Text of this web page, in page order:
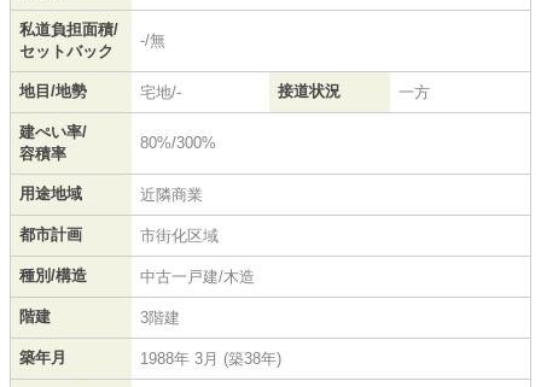
私道負担面積/
セットバック
-/無
地目/地勢 宅地/- 接道状況 一方
建ぺい率/
容積率
80%/300%
用途地域 近隣商業
都市計画 市街化区域
種別/構造 中古一戸建/木造
階建 3階建
築年月 1988年 3月 (築38年)